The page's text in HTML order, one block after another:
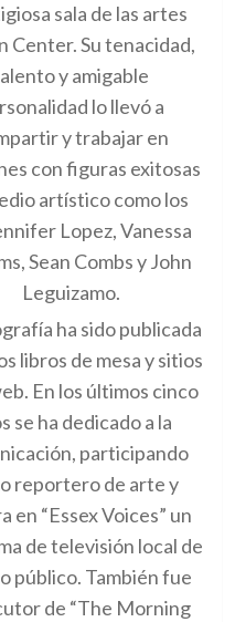
sala de las artes
Center. Su tenacidad,
y amigable
lo llevó a
y trabajar en
con figuras exitosas
artístico como los
Lopez, Vanessa
Sean Combs y John
Leguizamo.
ha sido publicada
libros de mesa y sitios
En los últimos cinco
se ha dedicado a la
participando
reportero de arte y
en “Essex Voices” un
de televisión local de
público. También fue
de “The Morning